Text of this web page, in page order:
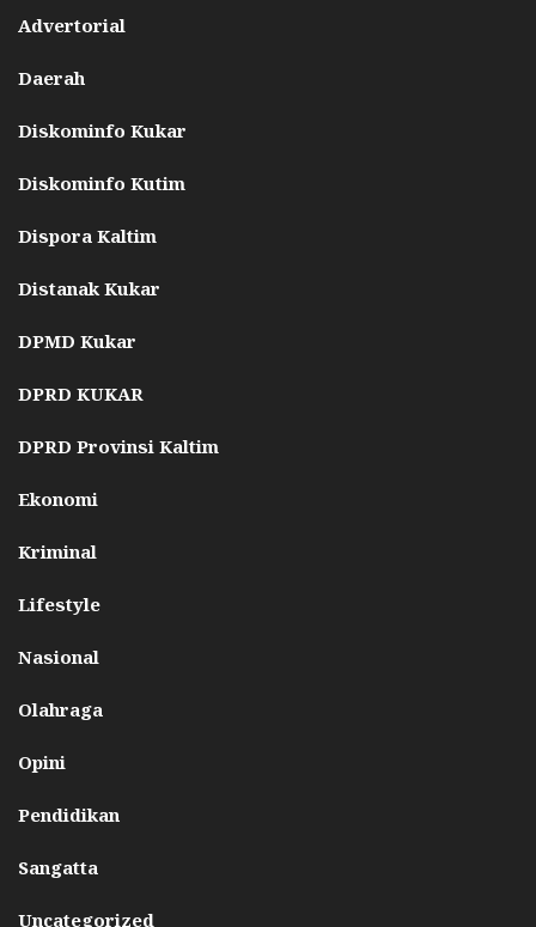
Advertorial
Daerah
Diskominfo Kukar
Diskominfo Kutim
Dispora Kaltim
Distanak Kukar
DPMD Kukar
DPRD KUKAR
DPRD Provinsi Kaltim
Ekonomi
Kriminal
Lifestyle
Nasional
Olahraga
Opini
Pendidikan
Sangatta
Uncategorized